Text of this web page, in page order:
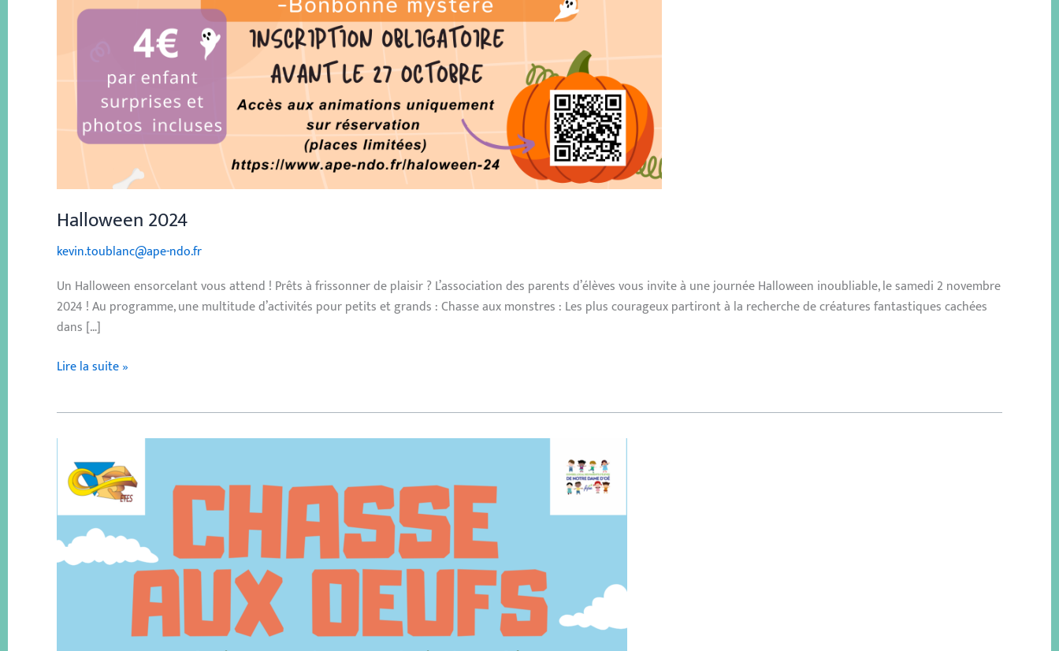
Halloween 2024
kevin.toublanc@ape-ndo.fr
Un Halloween ensorcelant vous attend ! Prêts à frissonner de plaisir ? L’association des parents d’élèves vous invite à une journée Halloween inoubliable, le samedi 2 novembre
2024 ! Au programme, une multitude d’activités pour petits et grands : Chasse aux monstres : Les plus courageux partiront à la recherche de créatures fantastiques cachées
dans […]
Lire la suite »
aux
oeufs
2024